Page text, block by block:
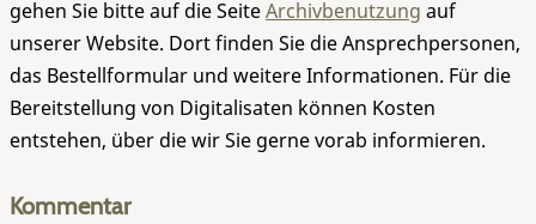
gehen Sie bitte auf die SeiteArchivbenutzung auf
unserer Website. Dort finden Sie die Ansprechpersonen,
das Bestellformular und weitere Informationen. Für die
Bereitstellung von Digitalisaten können Kosten
entstehen, über die wir Sie gerne vorab informieren.
Kommentar